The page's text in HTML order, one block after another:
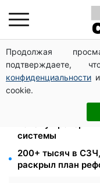
Продолжая
подтверждаете,
конфиденциальности
cookie.
172 940 грн
коммуналку: с
8 451 грн вместо
объяснил, как
Цифровизация
почему
системы
200+ тысяч в
раскрыл план